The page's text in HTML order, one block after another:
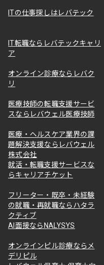
ITの仕事探しはレバテック
IT転職ならレバテックキャリ
ア
オンライン診療ならレバク
リ
医療技師の転職支援サービ
スならレバウェル医療技師
医療・ヘルスケア業界の課
題解決支援ならレバウェル
株式会社
就活・転職支援サービスな
らキャリアチケット
フリーター・既卒・未経験
の就職・再就職ならハタラ
クティブ
AI面接ならNALYSYS
オンラインピル診療ならメ
デリピル